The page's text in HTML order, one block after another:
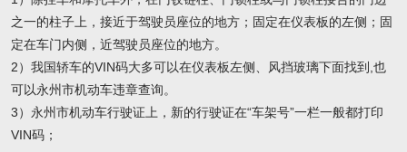
之一的柱子上，接近于驾驶员座位的地方；固定在仪表板的左侧；固
定在车门内侧，近驾驶员座位的地方。
2）我国轿车的VIN码大多可以在仪表板左侧、风挡玻璃下面找到,也
可以永州市机动车违章查询。
3）永州市机动车行驶证上，新的行驶证在“车架号”一栏一般都打印
VIN码；